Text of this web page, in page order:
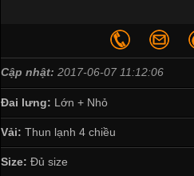
Cập nhật: 2017-06-07 11:12:06
Đai lưng: Lớn + Nhỏ
Vải: Thun lạnh 4 chiều
Size: Đủ size